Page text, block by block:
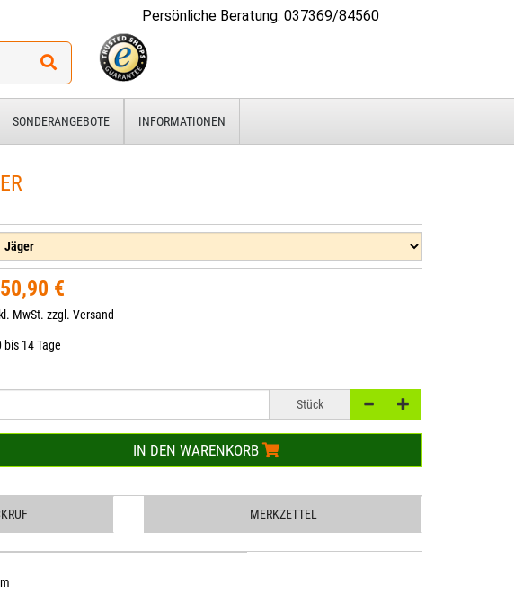
Persönliche Beratung: 037369/84560
SONDERANGEBOTE INFORMATIONEN
€
MwSt. zzgl.Versand
bis 14 Tage
Stück
IN DEN WARENKORB
MERKZETTEL